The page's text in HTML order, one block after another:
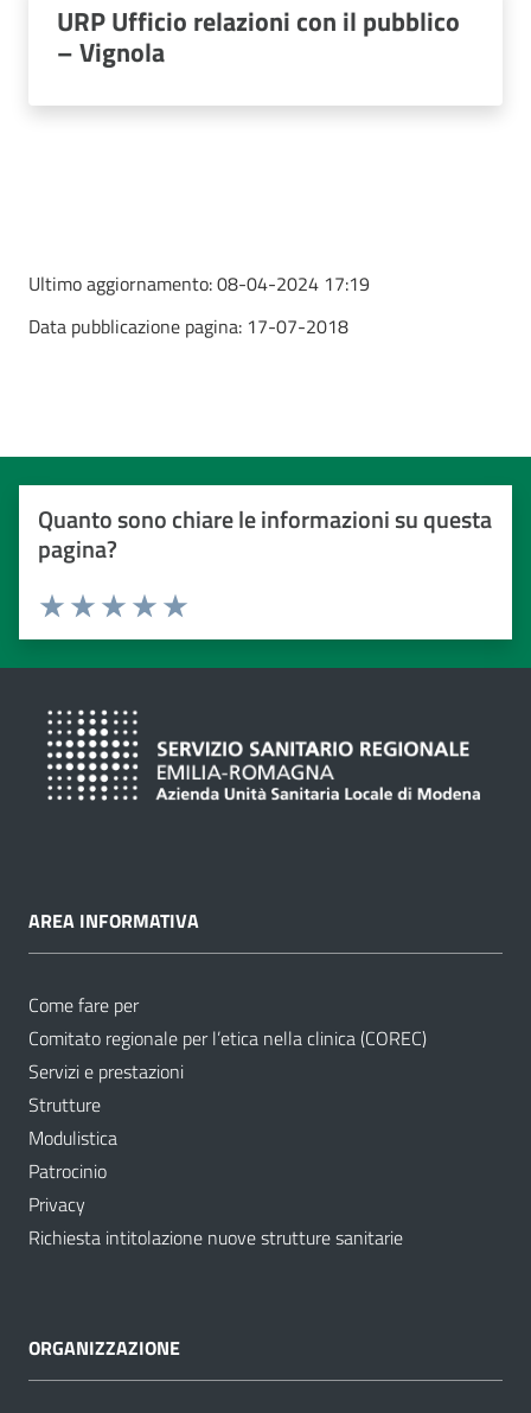
URP Ufficio relazioni con il pubblico
– Vignola
Ultimo aggiornamento:08-04-2024 17:19
Data pubblicazione pagina: 17-07-2018
Quanto sono chiare le informazioni su questa
pagina?
Valuta da 1 a 5 stelle
Valuta 5 stelle su 5
Valuta 4 stelle su 5
Valuta 3 stelle su 5
Valuta 2 stelle su 5
Valuta 1 stelle su 5
AREA INFORMATIVA
Come fare per
Comitato regionale per l’etica nella clinica (COREC)
Servizi e prestazioni
Strutture
Modulistica
Patrocinio
Privacy
Richiesta intitolazione nuove strutture sanitarie
ORGANIZZAZIONE